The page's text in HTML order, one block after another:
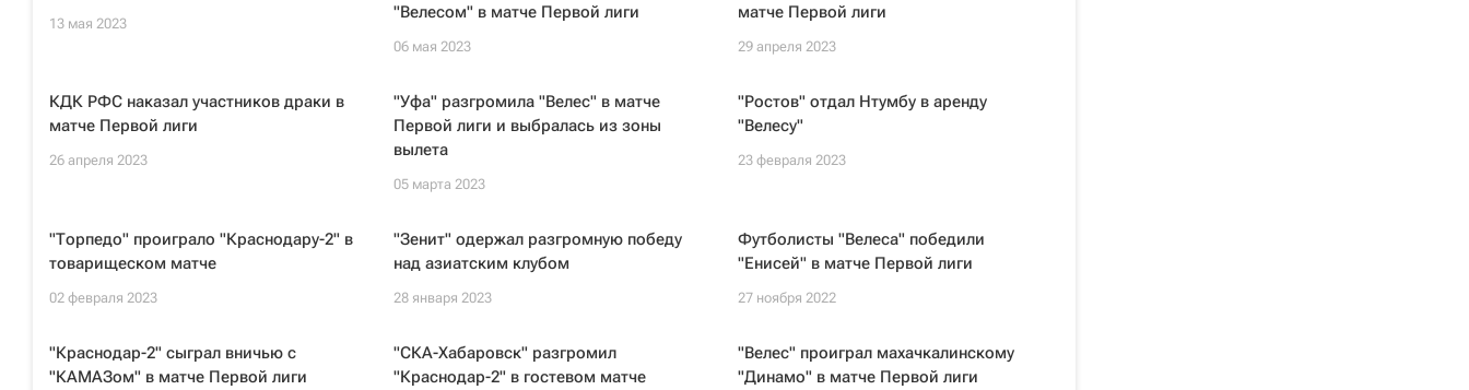
13 мая 2023
"Велесом" в матче Первой лиги
06 мая 2023
матче Первой лиги
29 апреля 2023
КДК РФС наказал участников драки в
матче Первой лиги
26 апреля 2023
"Уфа" разгромила "Велес" в матче
Первой лиги и выбралась из зоны
вылета
05 марта 2023
"Ростов" отдал Нтумбу в аренду
"Велесу"
23 февраля 2023
"Торпедо" проиграло "Краснодару-2" в
товарищеском матче
02 февраля 2023
"Зенит" одержал разгромную победу
над азиатским клубом
28 января 2023
Футболисты "Велеса" победили
"Енисей" в матче Первой лиги
27 ноября 2022
"Краснодар-2" сыграл вничью с
"КАМАЗом" в матче Первой лиги
"СКА-Хабаровск" разгромил
"Краснодар-2" в гостевом матче
"Велес" проиграл махачкалинскому
"Динамо" в матче Первой лиги